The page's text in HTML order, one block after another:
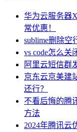
华为云服务器
常优惠！
sublime删除空
vs code怎么关
阿里云短信群
京东云京美建
还行？
不看后悔的腾
方法
2024年腾讯云